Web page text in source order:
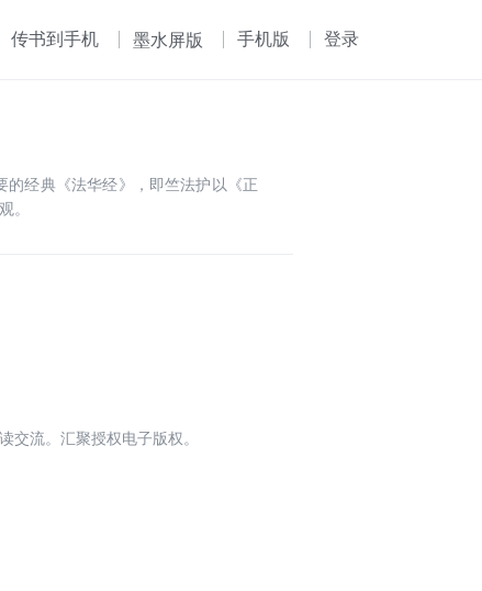
传书到手机 墨水屏版 手机版 登录
经典《法华经》，即竺法护以《正
。
流。汇聚授权电子版权。